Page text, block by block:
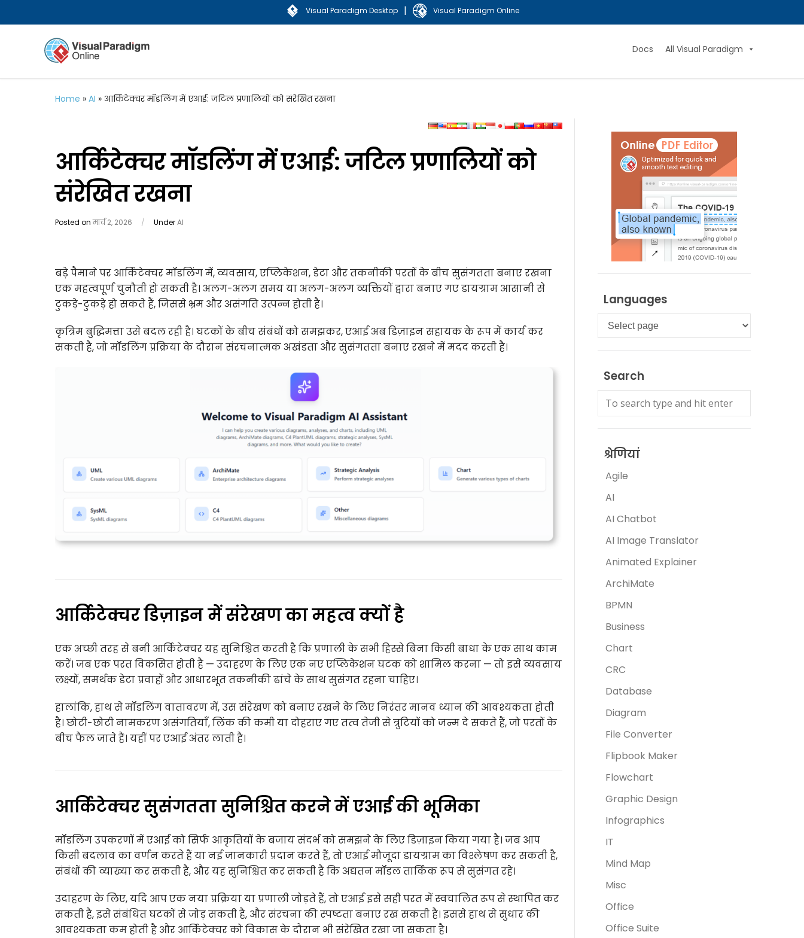
Visual Paradigm Desktop | Visual Paradigm Online
Docs All Visual Paradigm
Home » AI » आर्किटेक्चर मॉडलिंग में एआई: जटिल प्रणालियों को संरेखित रखना
आर्किटेक्चर मॉडलिंग में एआई: जटिल प्रणालियों को
संरेखित रखना
Posted onमार्च 2, 2026 / UnderAI
बड़े पैमाने पर आर्किटेक्चर मॉडलिंग में, व्यवसाय, एप्लिकेशन, डेटा और तकनीकी परतों के बीच सुसंगतता बनाए रखना
एक महत्वपूर्ण चुनौती हो सकती है। अलग-अलग समय या अलग-अलग व्यक्तियों द्वारा बनाए गए डायग्राम आसानी से
टुकड़े-टुकड़े हो सकते हैं, जिससे भ्रम और असंगति उत्पन्न होती है।
कृत्रिम बुद्धिमत्ता उसे बदल रही है। घटकों के बीच संबंधों को समझकर, एआई अब डिज़ाइन सहायक के रूप में कार्य कर
सकती है, जो मॉडलिंग प्रक्रिया के दौरान संरचनात्मक अखंडता और सुसंगतता बनाए रखने में मदद करती है।
आर्किटेक्चर डिज़ाइन में संरेखण का महत्व क्यों है
एक अच्छी तरह से बनी आर्किटेक्चर यह सुनिश्चित करती है कि प्रणाली के सभी हिस्से बिना किसी बाधा के एक साथ काम
करें। जब एक परत विकसित होती है — उदाहरण के लिए एक नए एप्लिकेशन घटक को शामिल करना — तो इसे व्यवसाय
लक्ष्यों, समर्थक डेटा प्रवाहों और आधारभूत तकनीकी ढांचे के साथ सुसंगत रहना चाहिए।
हालांकि, हाथ से मॉडलिंग वातावरण में, उस संरेखण को बनाए रखने के लिए निरंतर मानव ध्यान की आवश्यकता होती
है। छोटी-छोटी नामकरण असंगतियाँ, लिंक की कमी या दोहराए गए तत्व तेजी से त्रुटियों को जन्म दे सकते हैं, जो परतों के
बीच फैल जाते हैं। यहीं पर एआई अंतर लाती है।
आर्किटेक्चर सुसंगतता सुनिश्चित करने में एआई की भूमिका
मॉडलिंग उपकरणों में एआई को सिर्फ आकृतियों के बजाय संदर्भ को समझने के लिए डिज़ाइन किया गया है। जब आप
किसी बदलाव का वर्णन करते हैं या नई जानकारी प्रदान करते हैं, तो एआई मौजूदा डायग्राम का विश्लेषण कर सकती है,
संबंधों की व्याख्या कर सकती है, और यह सुनिश्चित कर सकती है कि अद्यतन मॉडल तार्किक रूप से सुसंगत रहे।
उदाहरण के लिए, यदि आप एक नया प्रक्रिया या प्रणाली जोड़ते हैं, तो एआई इसे सही परत में स्वचालित रूप से स्थापित कर
सकती है, इसे संबंधित घटकों से जोड़ सकती है, और संरचना की स्पष्टता बनाए रख सकती है। इससे हाथ से सुधार की
आवश्यकता कम होती है और आर्किटेक्चर को विकास के दौरान भी संरेखित रखा जा सकता है।
Languages
Languages
Search
श्रेणियां
Agile
AI
AI Chatbot
AI Image Translator
Animated Explainer
ArchiMate
BPMN
Business
Chart
CRC
Database
Diagram
File Converter
Flipbook Maker
Flowchart
Graphic Design
Infographics
IT
Mind Map
Misc
Office
Office Suite